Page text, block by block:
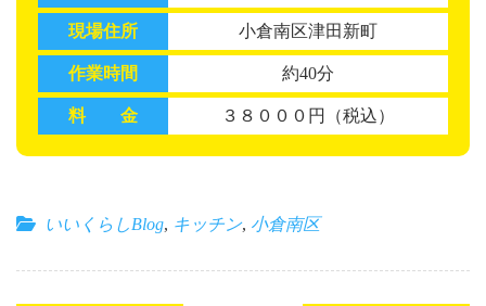
現場住所 小倉南区津田新町
作業時間 約40分
料 金 ３８０００円（税込）
いいくらしBlog, キッチン, 小倉南区